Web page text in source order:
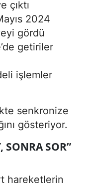
çıktı
2024
gördü
getiriler
işlemler
senkronize
gösteriyor.
SONRA SOR”
hareketlerin